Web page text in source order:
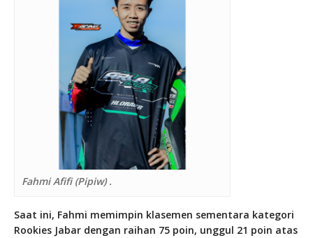
Fahmi Afifi (Pipiw) .
Saat ini, Fahmi memimpin klasemen sementara kategori
Rookies Jabar dengan raihan 75 poin, unggul 21 poin atas